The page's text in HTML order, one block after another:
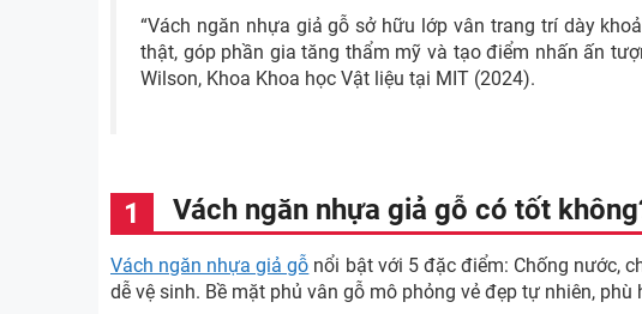
“Vách ngăn nhựa giả gỗ sở hữu lớp vân trang trí dày
thật, góp phần gia tăng thẩm mỹ và tạo điểm nhấn ấn
Wilson, Khoa Khoa học Vật liệu tại MIT (2024).
Vách ngăn nhựa giả gỗ có tốt
Vách ngăn nhựa giả gỗ nổi bật với 5 đặc điểm: Chống nước,
dễ vệ sinh. Bề mặt phủ vân gỗ mô phỏng vẻ đẹp tự nhiên,